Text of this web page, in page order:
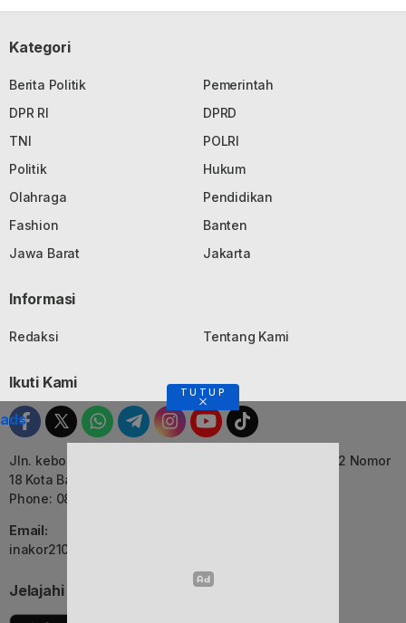
Kategori
Berita Politik
Pemerintah
DPR RI
DPRD
TNI
POLRI
Politik
Hukum
Olahraga
Pendidikan
Fashion
Banten
Jawa Barat
Jakarta
Informasi
Redaksi Tentang Kami
Ikuti Kami
Jln. kebon Jati, Komplek Ruko Luxor Permai Kavling 22 Nomor
18 Kota Bandung, Jawa Barat
Phone: 082116055552
Email:
inakor2105@gmail.com (Redaksi)
Jelajahi Berita di Apps Kami
TUTUP
ads